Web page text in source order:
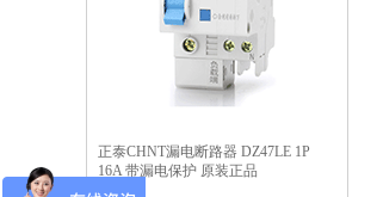
正泰CHNT漏电断路器 DZ47LE 1P
16A 带漏电保护 原装正品